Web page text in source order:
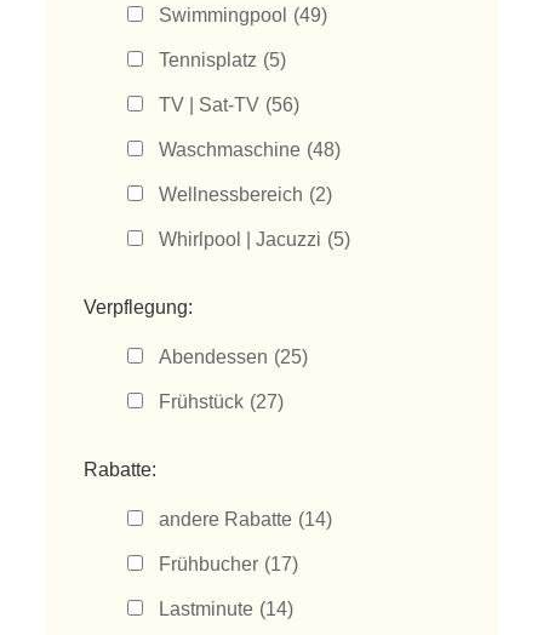
Swimmingpool (49)
Tennisplatz (5)
TV | Sat-TV (56)
Waschmaschine (48)
Wellnessbereich (2)
Whirlpool | Jacuzzi (5)
Verpflegung:
Abendessen (25)
Frühstück (27)
Rabatte:
andere Rabatte (14)
Frühbucher (17)
Lastminute (14)